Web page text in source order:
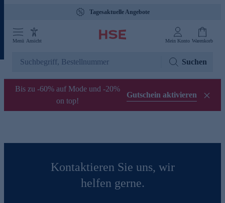
Tagesaktuelle Angebote
Menü Ansicht Mein Konto Warenkorb
Suchen
Bis zu -60% auf Mode und -20%
on top!
Gutschein aktivieren
Kontaktieren Sie uns, wir
helfen gerne.